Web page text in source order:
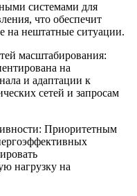
системами для
что обеспечит
на нештатные ситуации.
масштабирования:
на
и адаптации к
сетей и запросам
Приоритетным
нагрузку на